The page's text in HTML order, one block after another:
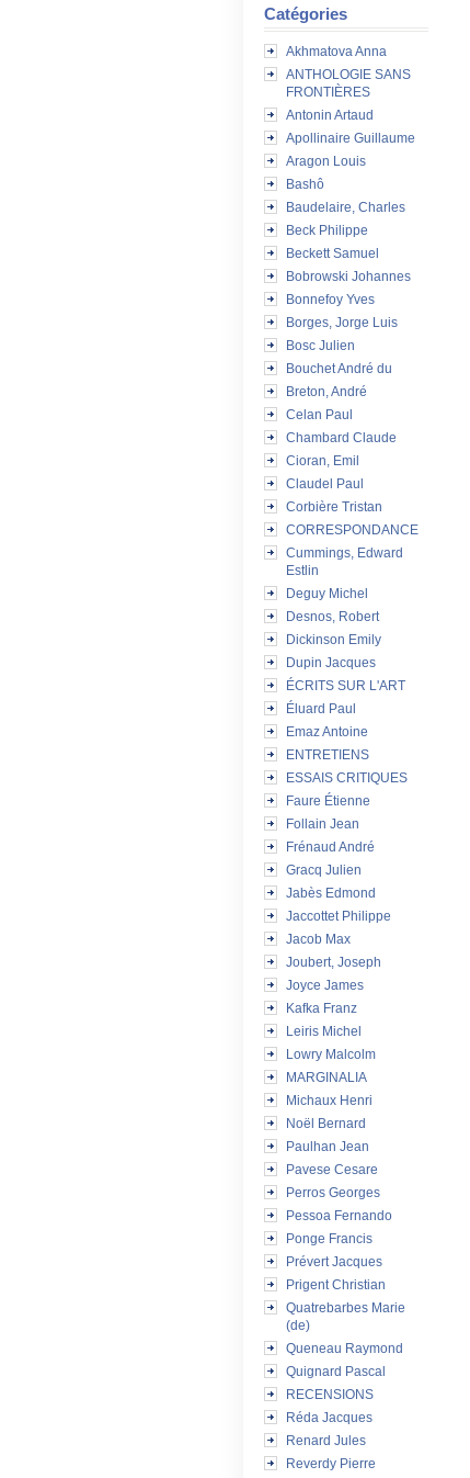
Catégories
Akhmatova Anna
ANTHOLOGIE SANS
FRONTIÈRES
Antonin Artaud
Apollinaire Guillaume
Aragon Louis
Bashô
Baudelaire, Charles
Beck Philippe
Beckett Samuel
Bobrowski Johannes
Bonnefoy Yves
Borges, Jorge Luis
Bosc Julien
Bouchet André du
Breton, André
Celan Paul
Chambard Claude
Cioran, Emil
Claudel Paul
Corbière Tristan
CORRESPONDANCE
Cummings, Edward
Estlin
Deguy Michel
Desnos, Robert
Dickinson Emily
Dupin Jacques
ÉCRITS SUR L'ART
Éluard Paul
Emaz Antoine
ENTRETIENS
ESSAIS CRITIQUES
Faure Étienne
Follain Jean
Frénaud André
Gracq Julien
Jabès Edmond
Jaccottet Philippe
Jacob Max
Joubert, Joseph
Joyce James
Kafka Franz
Leiris Michel
Lowry Malcolm
MARGINALIA
Michaux Henri
Noël Bernard
Paulhan Jean
Pavese Cesare
Perros Georges
Pessoa Fernando
Ponge Francis
Prévert Jacques
Prigent Christian
Quatrebarbes Marie
(de)
Queneau Raymond
Quignard Pascal
RECENSIONS
Réda Jacques
Renard Jules
Reverdy Pierre